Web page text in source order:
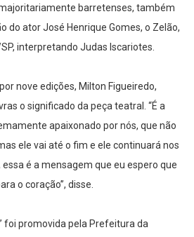
barretenses, também
do ator José Henrique Gomes, o Zelão,
interpretando Judas Iscariotes.
nove edições, Milton Figueiredo,
o significado da peça teatral. “É a
apaixonado por nós, que não
ele vai até o fim e ele continuará nos
é a mensagem que eu espero que
o coração”, disse.
foi promovida pela Prefeitura da